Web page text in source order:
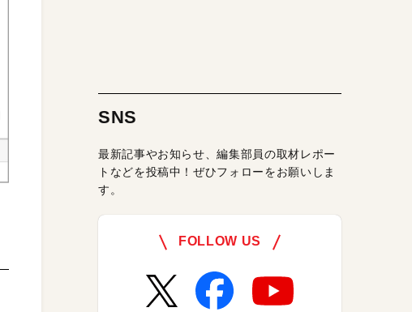
SNS
最新記事やお知らせ、編集部員の取材レポー
トなどを投稿中！ぜひフォローをお願いしま
す。
FOLLOW US